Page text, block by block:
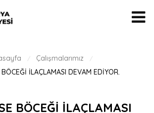
/ Çalışmalarımız /
İLAÇLAMASI DEVAM EDİYOR.
BÖCEĞİ İLAÇLAMASI